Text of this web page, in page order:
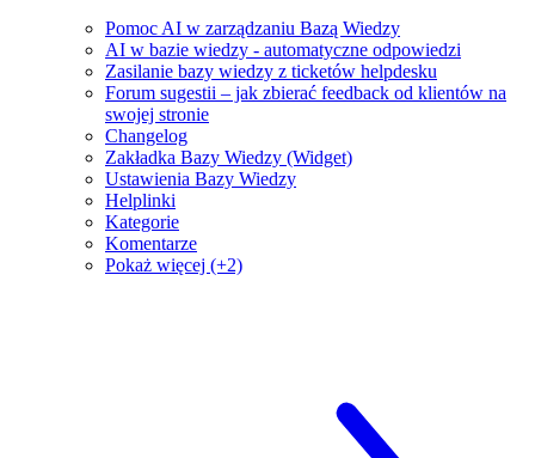
Pomoc AI w zarządzaniu Bazą Wiedzy
AI w bazie wiedzy - automatyczne odpowiedzi
Zasilanie bazy wiedzy z ticketów helpdesku
Forum sugestii – jak zbierać feedback od klientów na
swojej stronie
Changelog
Zakładka Bazy Wiedzy (Widget)
Ustawienia Bazy Wiedzy
Helplinki
Kategorie
Komentarze
Pokaż więcej (+2)